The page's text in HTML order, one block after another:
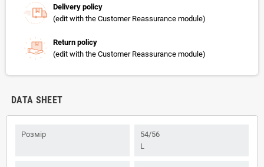
Delivery policy
(edit with the Customer Reassurance module)
Return policy
(edit with the Customer Reassurance module)
DATA SHEET
Розмір
54/56
L